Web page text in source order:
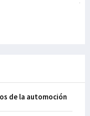
de la automoción